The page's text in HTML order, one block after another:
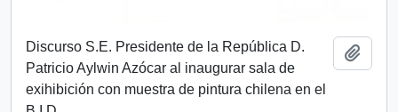
Discurso S.E. Presidente de la República D.
Patricio Aylwin Azócar al inaugurar sala de
exihibición con muestra de pintura chilena en el